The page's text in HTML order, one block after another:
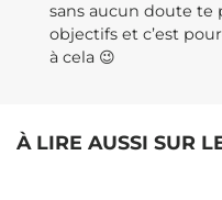
sans aucun doute te
objectifs et c’est
à cela 😉
À LIRE AUSSI SUR